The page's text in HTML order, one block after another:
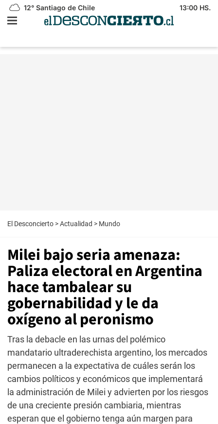
12° Santiago de Chile 13:00 HS.
El Desconcierto >Actualidad > Mundo
Milei bajo seria amenaza:
Paliza electoral en Argentina
hace tambalear su
gobernabilidad y le da
oxígeno al peronismo
Tras la debacle en las urnas del polémico
mandatario ultraderechista argentino, los mercados
permanecen a la expectativa de cuáles serán los
cambios políticos y económicos que implementará
la administración de Milei y advierten por los riesgos
de una creciente presión cambiaria, mientras
esperan que el gobierno tenga aún margen para